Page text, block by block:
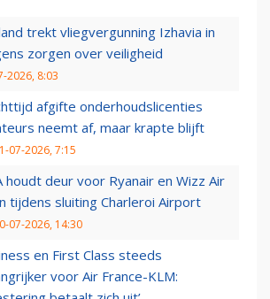
trekt vliegvergunning Izhavia in
zorgen over veiligheid
2026, 8:03
afgifte onderhoudslicenties
neemt af, maar krapte blijft
07-2026, 7:15
houdt deur voor Ryanair en Wizz Air
tijdens sluiting Charleroi Airport
07-2026, 14:30
en First Class steeds
voor Air France-KLM: